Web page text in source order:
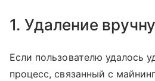
1. Удаление
Если пользователю удалось
процесс, связанный с